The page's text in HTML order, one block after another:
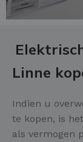
Linne
Indien u
te kopen, is
als vermogen